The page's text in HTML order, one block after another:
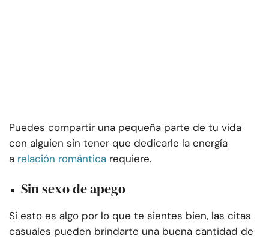
Puedes compartir una pequeña parte de tu vida
con alguien sin tener que dedicarle la energía
a relación romántica requiere.
Sin sexo de apego
Si esto es algo por lo que te sientes bien, las citas
casuales pueden brindarte una buena cantidad de